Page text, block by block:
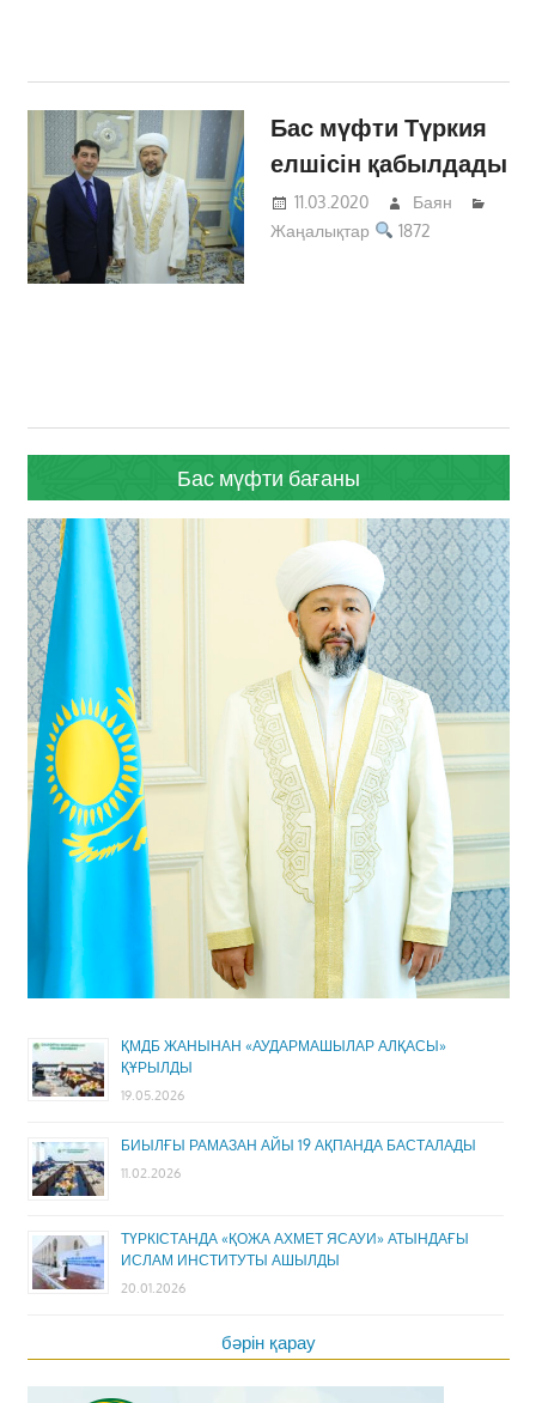
Бас мүфти Түркия
елшісін қабылдады
11.03.2020
Баян
Жаңалықтар
1872
Бас мүфти бағаны
ҚМДБ ЖАНЫНАН «АУДАРМАШЫЛАР АЛҚАСЫ»
ҚҰРЫЛДЫ
19.05.2026
БИЫЛҒЫ РАМАЗАН АЙЫ 19 АҚПАНДА БАСТАЛАДЫ
11.02.2026
ТҮРКІСТАНДА «ҚОЖА АХМЕТ ЯСАУИ» АТЫНДАҒЫ
ИСЛАМ ИНСТИТУТЫ АШЫЛДЫ
20.01.2026
бәрін қарау